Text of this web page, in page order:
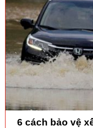
6 cách bảo vệ